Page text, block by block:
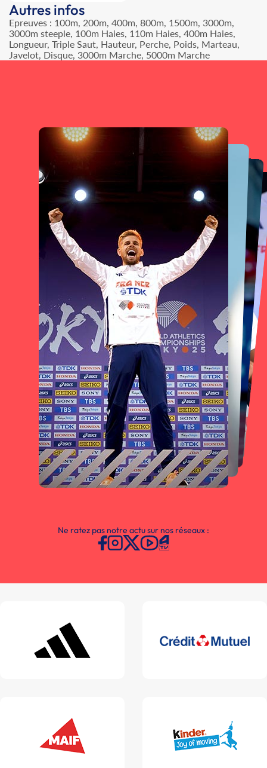
Autres infos
Epreuves : 100m, 200m, 400m, 800m, 1500m, 3000m,
3000m steeple, 100m Haies, 110m Haies, 400m Haies,
Longueur, Triple Saut, Hauteur, Perche, Poids, Marteau,
Javelot, Disque, 3000m Marche, 5000m Marche
Ne ratez pas notre actu sur nos réseaux :